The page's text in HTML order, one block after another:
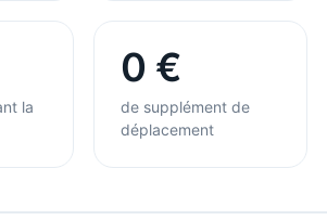
la
0 €
de supplément de
déplacement